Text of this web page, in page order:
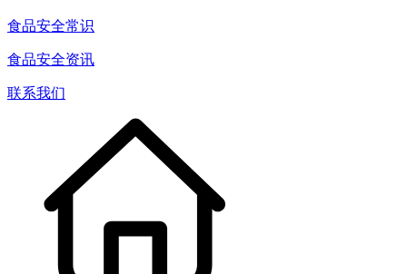
食品安全常识
食品安全资讯
联系我们